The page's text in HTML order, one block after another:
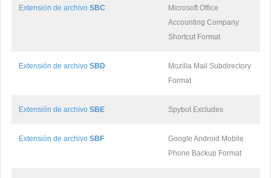
Extensión de archivo SBC
Microsoft Office
Accounting Company
Shortcut Format
Extensión de archivo SBD
Mozilla Mail Subdirectory
Format
Extensión de archivo SBE Spybot Excludes
Extensión de archivo SBF
Google Android Mobile
Phone Backup Format